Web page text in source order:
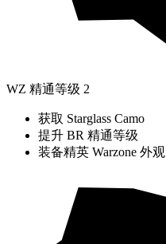
WZ 精通等级 2
获取 Starglass Camo
提升 BR 精通等级
装备精英 Warzone 外观